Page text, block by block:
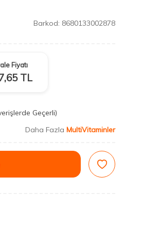
Barkod: 8680133002878
Fiyatı
TL
Geçerli)
Daha Fazla MultiVitaminler